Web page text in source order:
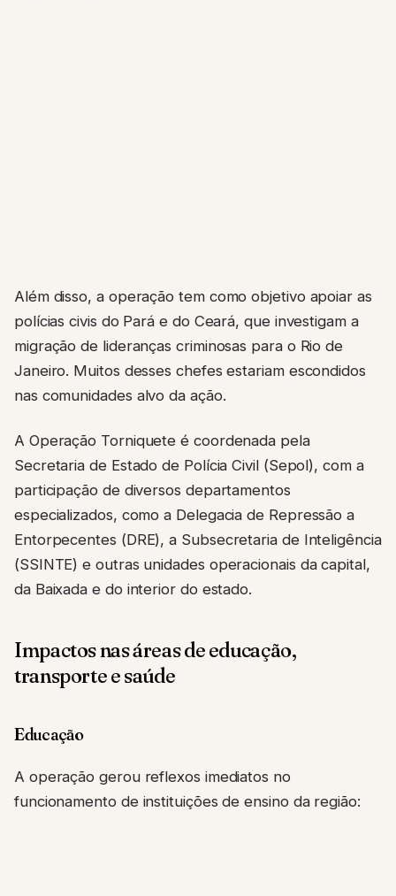
Além disso, a operação tem como objetivo apoiar as
polícias civis do Pará e do Ceará, que investigam a
migração de lideranças criminosas para o Rio de
Janeiro. Muitos desses chefes estariam escondidos
nas comunidades alvo da ação.
A Operação Torniquete é coordenada pela
Secretaria de Estado de Polícia Civil (Sepol), com a
participação de diversos departamentos
especializados, como a Delegacia de Repressão a
Entorpecentes (DRE), a Subsecretaria de Inteligência
(SSINTE) e outras unidades operacionais da capital,
da Baixada e do interior do estado.
Impactos nas áreas de educação,
transporte e saúde
Educação
A operação gerou reflexos imediatos no
funcionamento de instituições de ensino da região: